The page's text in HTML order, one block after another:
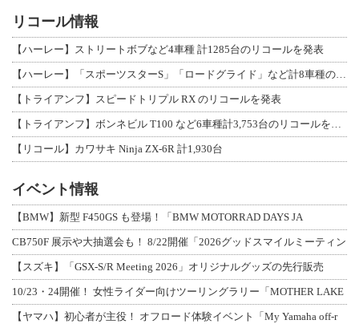
リコール情報
【ハーレー】ストリートボブなど4車種 計1285台のリコールを発表
【ハーレー】「スポーツスターS」「ロードグライド」など計8車種のリコールを発表
【トライアンフ】スピードトリプル RX のリコールを発表
【トライアンフ】ボンネビル T100 など6車種計3,753台のリコールを発表
【リコール】カワサキ Ninja ZX-6R 計1,930台
イベント情報
【BMW】新型 F450GS も登場！「BMW MOTORRAD DAYS JA
CB750F 展示や大抽選会も！ 8/22開催「2026グッドスマイルミーティン
【スズキ】「GSX-S/R Meeting 2026」オリジナルグッズの先行販売
10/23・24開催！ 女性ライダー向けツーリングラリー「MOTHER LAKE
【ヤマハ】初心者が主役！ オフロード体験イベント「My Yamaha off-r